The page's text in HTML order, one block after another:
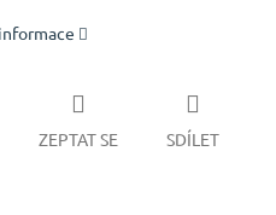
ZEPTAT SE SDÍLET